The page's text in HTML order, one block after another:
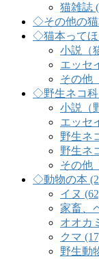
猫雑誌
◇その他の猫
◇猫本ってほ
小説（
エッセ
その他
◇野生ネコ科
小説（
エッセ
野生ネ
野生ネ
その他
◇動物の本
イヌ
家畜、
オオカ
クマ
野生動